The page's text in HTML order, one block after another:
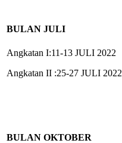
BULAN JULI
Angkatan I:11-13 JULI 2022
Angkatan II :25-27 JULI 2022
BULAN OKTOBER